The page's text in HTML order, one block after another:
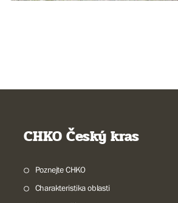
CHKO Český kras
Poznejte CHKO
Charakteristika oblasti